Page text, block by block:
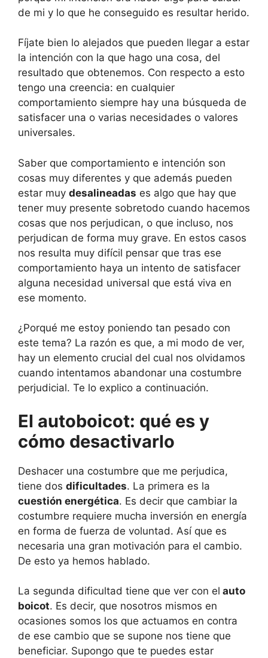
de mi y lo que he conseguido es resultar herido.
Fíjate bien lo alejados que pueden llegar a estar
la intención con la que hago una cosa, del
resultado que obtenemos. Con respecto a esto
tengo una creencia: en cualquier
comportamiento siempre hay una búsqueda de
satisfacer una o varias necesidades o valores
universales.
Saber que comportamiento e intención son
cosas muy diferentes y que además pueden
estar muy desalineadas es algo que hay que
tener muy presente sobretodo cuando hacemos
cosas que nos perjudican, o que incluso, nos
perjudican de forma muy grave. En estos casos
nos resulta muy difícil pensar que tras ese
comportamiento haya un intento de satisfacer
alguna necesidad universal que está viva en
ese momento.
¿Porqué me estoy poniendo tan pesado con
este tema? La razón es que, a mi modo de ver,
hay un elemento crucial del cual nos olvidamos
cuando intentamos abandonar una costumbre
perjudicial. Te lo explico a continuación.
El autoboicot: qué es y
cómo desactivarlo
Deshacer una costumbre que me perjudica,
tiene dos dificultades. La primera es la
cuestión energética. Es decir que cambiar la
costumbre requiere mucha inversión en energía
en forma de fuerza de voluntad. Así que es
necesaria una gran motivación para el cambio.
De esto ya hemos hablado.
La segunda dificultad tiene que ver con el auto
boicot. Es decir, que nosotros mismos en
ocasiones somos los que actuamos en contra
de ese cambio que se supone nos tiene que
beneficiar. Supongo que te puedes estar